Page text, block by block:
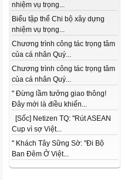
nhiệm vụ trọng...
Biểu tập thể Chi bộ xây dựng
nhiệm vụ trọng...
Chương trình công tác trọng tâm
của cá nhân Quý...
Chương trình công tác trọng tâm
của cá nhân Quý...
" Đừng lầm tưởng giao thông!
Đây mới là điều khiến...
[Sốc] Netizen TQ: "Rút ASEAN
Cup vì sợ Việt...
" Khách Tây Sững Sờ: "Đi Bộ
Ban Đêm Ở Việt...